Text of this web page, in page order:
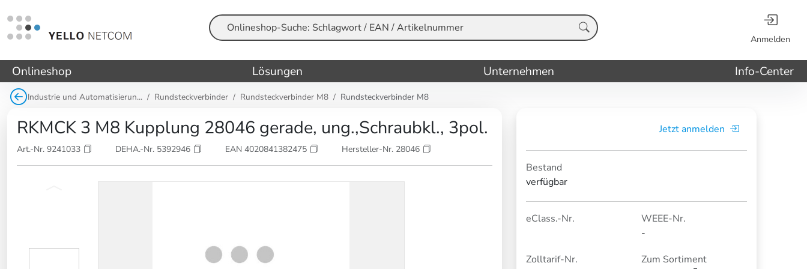
Suche Anmelden
Onlineshop Lösungen Unternehmen Info-Center
Industrie und Automatisierun... Rundsteckverbinder Rundsteckverbinder M8 Rundsteckverbinder M8
RKMCK 3 M8 Kupplung 28046 gerade, ung.,Schraubkl., 3pol.
Art.-Nr. 9241033 DEHA.-Nr. 5392946 EAN 4020841382475 Hersteller-Nr. 28046
Jetzt anmelden
Bestand
verfügbar
eClass.-Nr.
WEEE-Nr.
-
Zolltarif-Nr.
Zum Sortiment